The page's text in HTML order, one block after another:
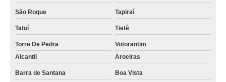
São Roque Tapiraí
Tatuí Tietê
Torre De Pedra
Votorantim
Alcantil
Aroeiras
Barra de Santana Boa Vista